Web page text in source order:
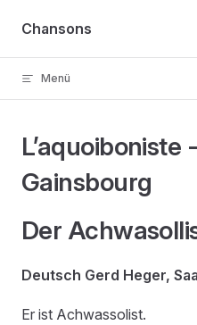
Skip to content
Chansons
Menü
L’aquoiboniste
Gainsbourg
Der
Deutsch Gerd Heger,
Er ist Achwassolist.